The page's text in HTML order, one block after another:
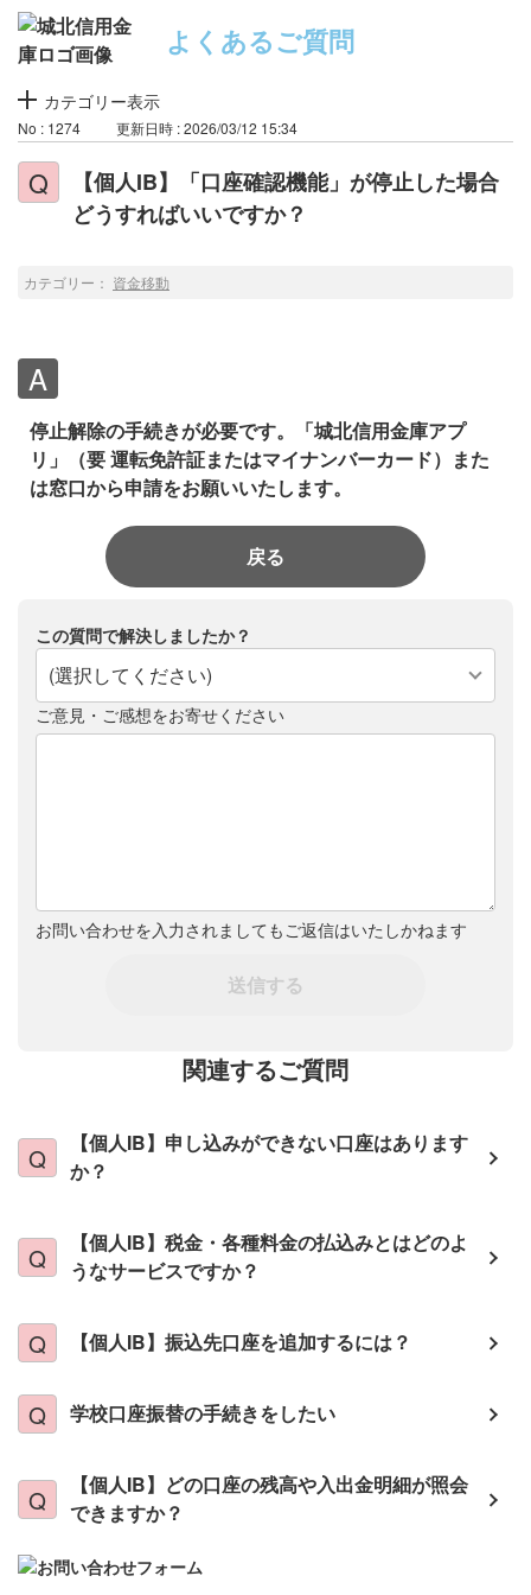
よくあるご質問
カテゴリー表示
No : 1274 更新日時 : 2026/03/12 15:34
【個人IB】「口座確認機能」が停止した場合
どうすればいいですか？
カテゴリー： 資金移動
停止解除の手続きが必要です。「城北信用金庫アプ
リ」（要 運転免許証またはマイナンバーカード）また
は窓口から申請をお願いいたします。
戻る
この質問で解決しましたか？
(選択してください)
ご意見・ご感想をお寄せください
お問い合わせを入力されましてもご返信はいたしかねます
送信する
関連するご質問
【個人IB】申し込みができない口座はあります
か？
【個人IB】税金・各種料金の払込みとはどのよ
うなサービスですか？
【個人IB】振込先口座を追加するには？
学校口座振替の手続きをしたい
【個人IB】どの口座の残高や入出金明細が照会
できますか？